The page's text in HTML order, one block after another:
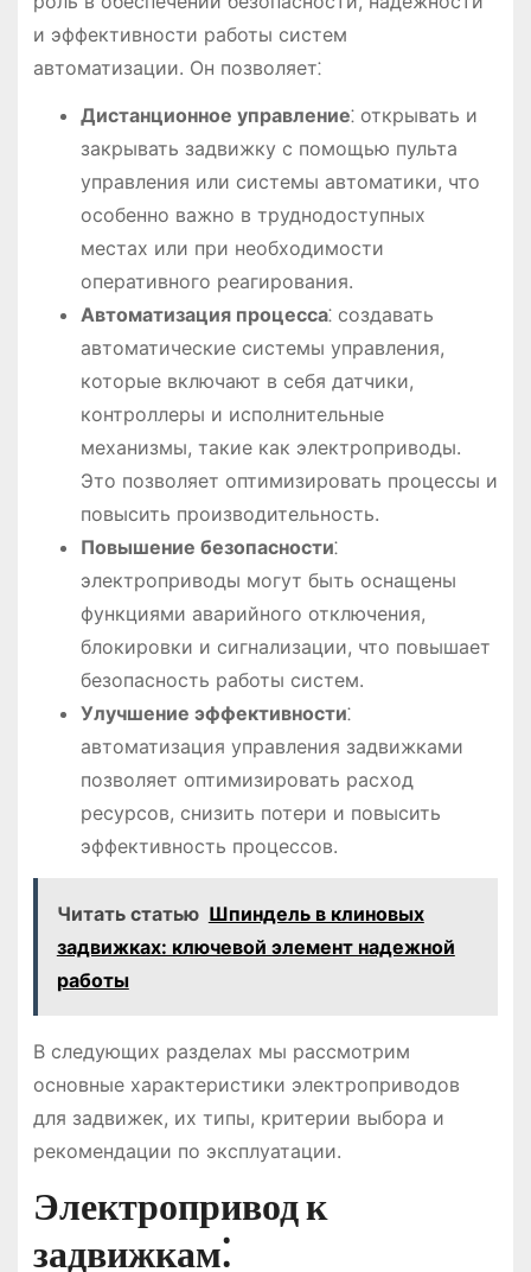
и эффективности работы систем
автоматизации. Он позволяет⁚
Дистанционное управление⁚ открывать и
закрывать задвижку с помощью пульта
управления или системы автоматики, что
особенно важно в труднодоступных
местах или при необходимости
оперативного реагирования.
Автоматизация процесса⁚ создавать
автоматические системы управления,
которые включают в себя датчики,
контроллеры и исполнительные
механизмы, такие как электроприводы.
Это позволяет оптимизировать процессы и
повысить производительность.
Повышение безопасности⁚
электроприводы могут быть оснащены
функциями аварийного отключения,
блокировки и сигнализации, что повышает
безопасность работы систем.
Улучшение эффективности⁚
автоматизация управления задвижками
позволяет оптимизировать расход
ресурсов, снизить потери и повысить
эффективность процессов.
Читать статью Шпиндель в клиновых
задвижках: ключевой элемент надежной
работы
В следующих разделах мы рассмотрим
основные характеристики электроприводов
для задвижек, их типы, критерии выбора и
рекомендации по эксплуатации.
Электропривод к
задвижкам⁚